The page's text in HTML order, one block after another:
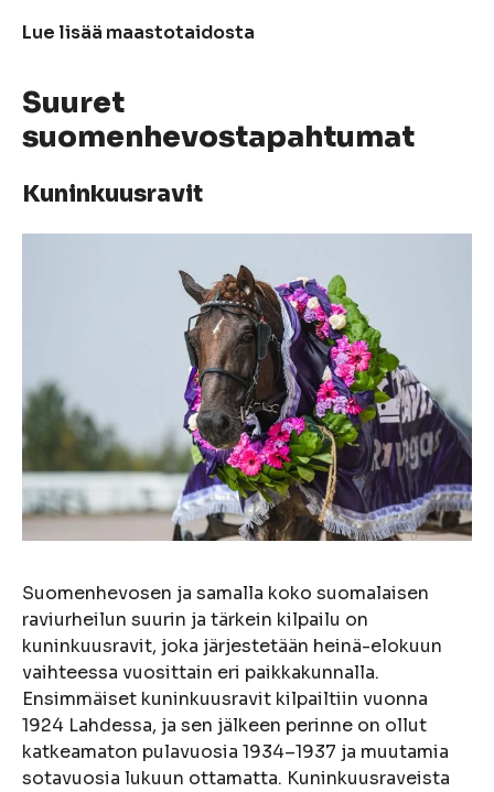
Lue lisää maastotaidosta
Suuret
suomenhevostapahtumat
Kuninkuusravit
Suomenhevosen ja samalla koko suomalaisen
raviurheilun suurin ja tärkein kilpailu on
kuninkuusravit, joka järjestetään heinä-elokuun
vaihteessa vuosittain eri paikkakunnalla.
Ensimmäiset kuninkuusravit kilpailtiin vuonna
1924 Lahdessa, ja sen jälkeen perinne on ollut
katkeamaton pulavuosia 1934–1937 ja muutamia
sotavuosia lukuun ottamatta. Kuninkuusraveista